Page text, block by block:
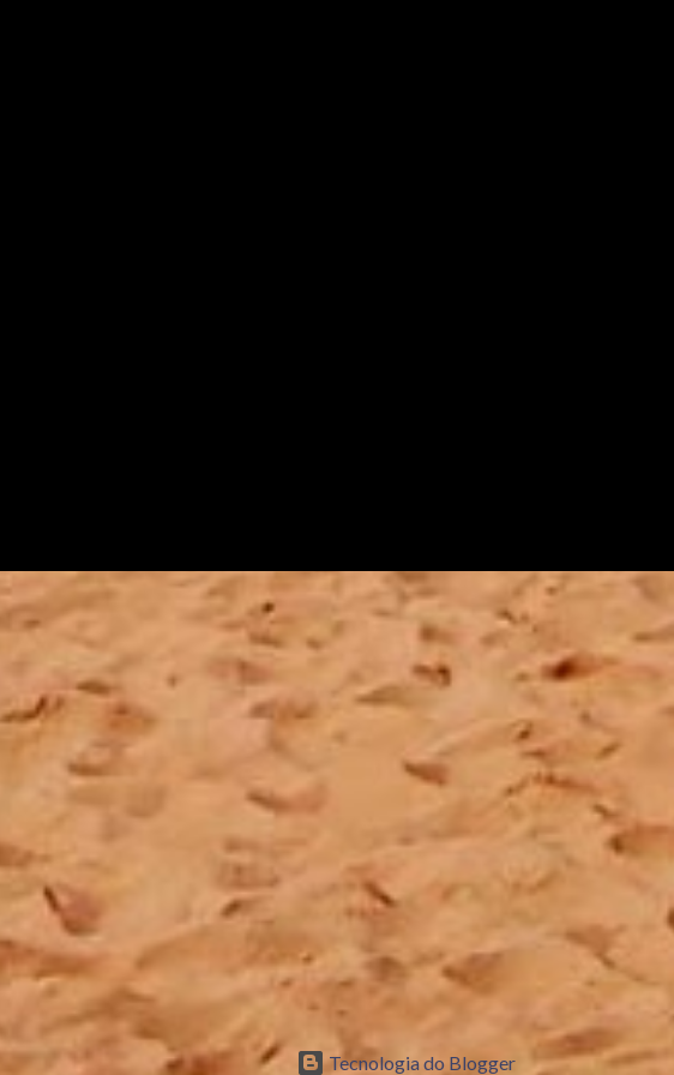
Tecnologia do Blogger